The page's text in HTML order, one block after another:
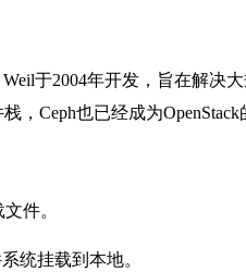
Weil于2004年开发，旨在解决
，Ceph也已经成为OpenStack
件。
统挂载到本地。